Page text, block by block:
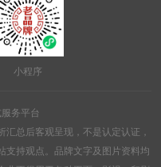
小程序
务平台
汇总后客观呈现，不是认定认证，
支持观点。品牌文字及图片资料均